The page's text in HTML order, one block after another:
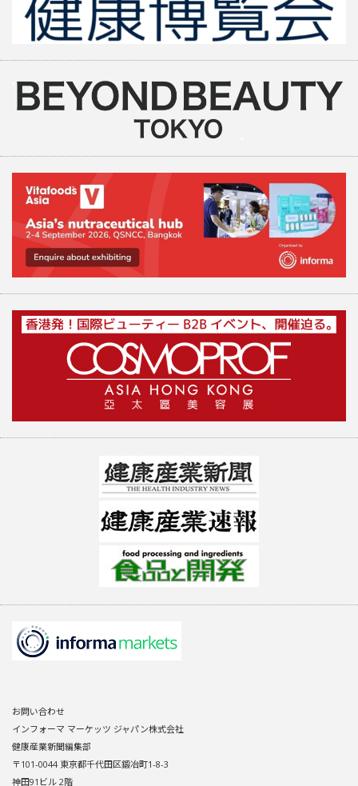
お問い合わせ
インフォーマ マーケッツ ジャパン株式会社
健康産業新聞編集部
〒101-0044 東京都千代田区鍛冶町1-8-3
神田91ビル 2階